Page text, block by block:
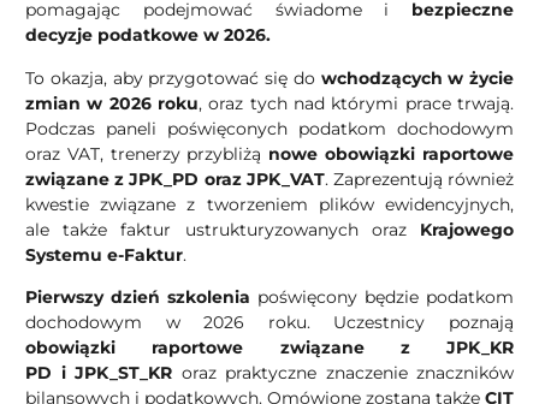
pomagając podejmować świadome i bezpieczne
decyzje podatkowe w 2026.
To okazja, aby przygotować się do wchodzących w życie
zmian w 2026 roku, oraz tych nad którymi prace trwają.
Podczas paneli poświęconych podatkom dochodowym
oraz VAT, trenerzy przybliżą nowe obowiązki raportowe
związane z JPK_PD oraz JPK_VAT. Zaprezentują również
kwestie związane z tworzeniem plików ewidencyjnych,
ale także faktur ustrukturyzowanych oraz Krajowego
Systemu e-Faktur.
Pierwszy dzień szkolenia poświęcony będzie podatkom
dochodowym w 2026 roku. Uczestnicy poznają
obowiązki raportowe związane z JPK_KR
PD i JPK_ST_KR oraz praktyczne znaczenie znaczników
bilansowych i podatkowych. Omówione zostaną także CIT